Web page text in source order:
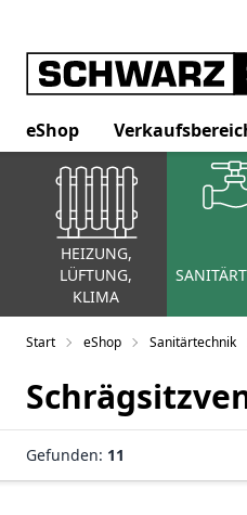
eShop
HEIZUNG,
LÜFTUNG,
KLIMA
Start eShop Sanitärtechnik
Gefunden: 11